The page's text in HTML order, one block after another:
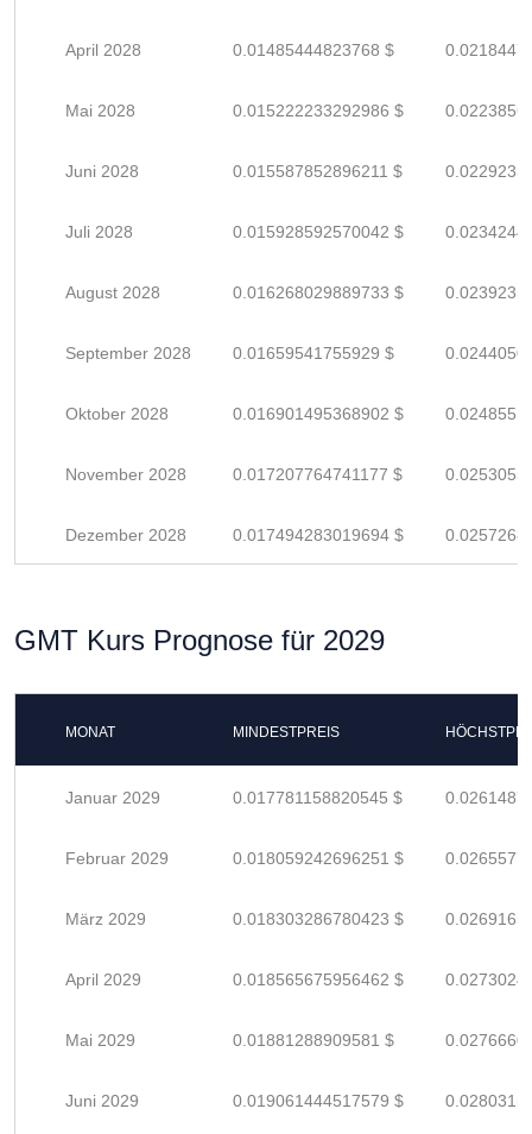
April 2028 0.01485444823768 $
Mai 2028 0.015222233292986 $
Juni 2028 0.015587852896211 $
Juli 2028 0.015928592570042 $
August 2028 0.016268029889733 $
September 2028 0.01659541755929 $
Oktober 2028 0.016901495368902 $
November 2028 0.017207764741177 $
Dezember 2028 0.017494283019694 $
GMT Kurs Prognose für 2029
MONAT MINDESTPREIS
Januar 2029 0.017781158820545 $
Februar 2029 0.018059242696251 $
März 2029 0.018303286780423 $
April 2029 0.018565675956462 $
Mai 2029 0.01881288909581 $
Juni 2029 0.019061444517579 $